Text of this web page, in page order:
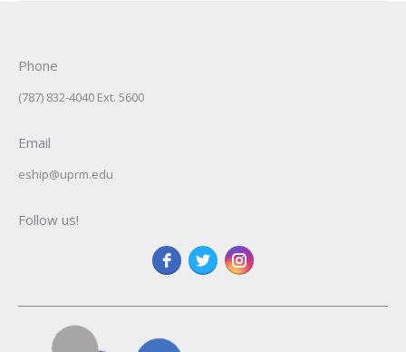
Phone
(787) 832-4040 Ext. 5600
Email
eship@uprm.edu
Follow us!